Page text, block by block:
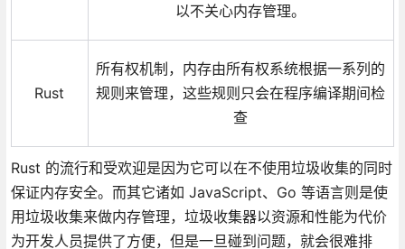
以不关心内存管理。
Rust
所有权机制，内存由所有权系统根据一系列的
规则来管理，这些规则只会在程序编译期间检
查
Rust 的流行和受欢迎是因为它可以在不使用垃圾收集的同时
保证内存安全。而其它诸如 JavaScript、Go 等语言则是使
用垃圾收集来做内存管理，垃圾收集器以资源和性能为代价
为开发人员提供了方便，但是一旦碰到问题，就会很难排